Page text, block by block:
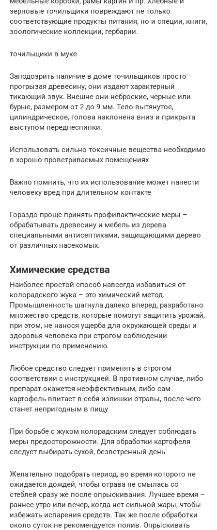
зерновые точильщики повреждают не только
соответствующие продукты питания, но и специи, книги,
зоологические коллекции, гербарии.
точильщики в муке
Заподозрить наличие в доме точильщиков просто –
прогрызая древесину, они издают характерный
тикающий звук. Внешне они неброские, черные или
бурые, размером от 2 до 9 мм. Тело вытянутое,
цилиндрическое, голова наклонена вниз и прикрыта
выступом переднеспинки.
Использовать сильно токсичные вещества необходимо
в хорошо проветриваемых помещениях
Важно помнить, что их использование может нанести
человеку вред при длительном контакте
Гораздо проще принять профилактические меры –
обрабатывать древесину и мебель из дерева
специальными антисептиками, защищающими дерево
от различных насекомых.
Химические средства
Наиболее простой способ навсегда избавиться от
колорадского жука – это химический метод.
Промышленность шагнула далеко вперед, разработано
множество средств, которые помогут защитить урожай,
при этом, не нанося ущерба для окружающей среды и
здоровья человека при строгом соблюдении
инструкции по применению.
Любое средство следует применять в строгом
соответствии с инструкцией. В противном случае, либо
препарат окажется неэффективным, либо сам
картофель впитает в себя излишки отравы, после чего
станет непригодным в пищу
При борьбе с жуком колорадским следует соблюдать
меры предосторожности. Для обработки картофеля
следует выбирать сухой, безветренный день
Желательно подобрать период, во время которого не
ожидается дождей, чтобы отрава не смылась со
стеблей сразу же после опрыскивания. Лучшее время –
раннее утро или вечер, когда нет сильной жары, чтобы
избежать испарения средств. Так же после обработки
около суток не рекомендуется полив. Опрыскивать